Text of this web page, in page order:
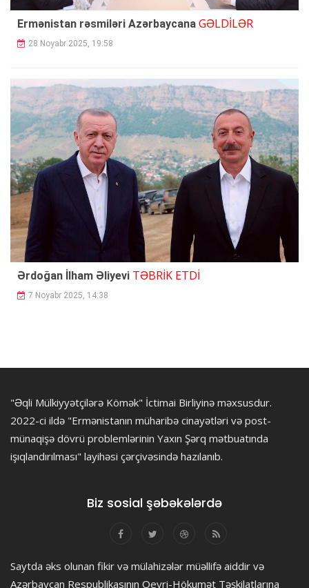
Ermənistan rəsmiləri Azərbaycana GƏLDİLƏR
28 Noyabr 2025, 19:58
Ərdoğan İlham Əliyevi TƏBRİK ETDİ
7 Noyabr 2025, 14:38
"Əqli Mülkiyyətçilərə Kömək" İctimai Birliyinə məxsusdur.
2022-ci ildə "Ermənistanın müharibə cinayətləri və post-
münaqişə dövrü problemlərinin Yaxın Şərq mətbuatında
işıqlandırılması" layihəsi çərçivəsində hazılanıb.
Biz sosial şəbəkələrdə
Saytda əks olunan fikir və mülahizələr müəllifə aiddir və
Azərbaycan Respublikasının Qeyri-Hökumət Təşkilatlarına